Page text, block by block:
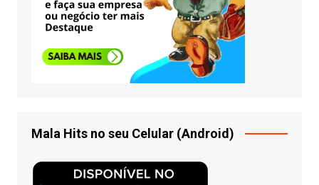
Mala Hits no seu Celular (Android)